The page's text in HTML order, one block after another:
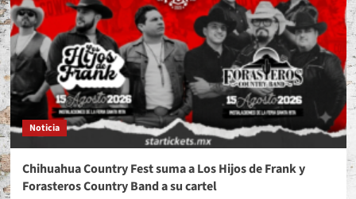
Noticia
Chihuahua Country Fest suma a Los Hijos de Frank y
Forasteros Country Band a su cartel